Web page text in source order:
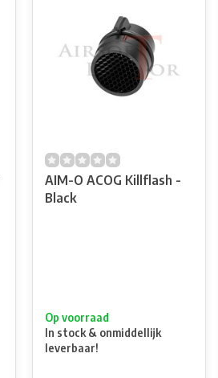
AIM-O ACOG Killflash -
Black
Op voorraad
In stock & onmiddellijk
leverbaar!